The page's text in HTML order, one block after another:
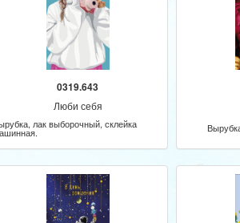
0319.643
Люби себя
лак выборочный, склейка